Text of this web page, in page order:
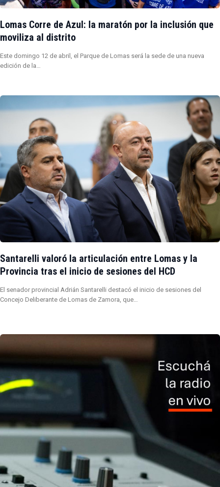
Lomas Corre de Azul: la maratón por la inclusión que
moviliza al distrito
Este domingo 12 de abril, el Parque de Lomas será la sede de una nueva
edición de la…
Santarelli valoró la articulación entre Lomas y la
Provincia tras el inicio de sesiones del HCD
El senador provincial Adrián Santarelli destacó el inicio de sesiones del
Concejo Deliberante de Lomas de Zamora, que…